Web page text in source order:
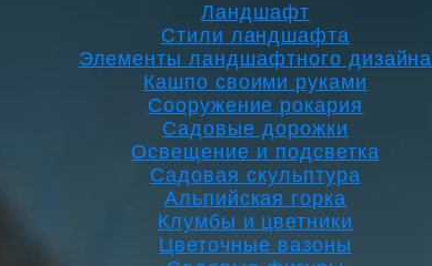
Ландшафт
Стили ландшафта
Элементы ландшафтного дизайна
Кашпо своими руками
Сооружение рокария
Садовые дорожки
Освещение и подсветка
Садовая скульптура
Альпийская горка
Клумбы и цветники
Цветочные вазоны